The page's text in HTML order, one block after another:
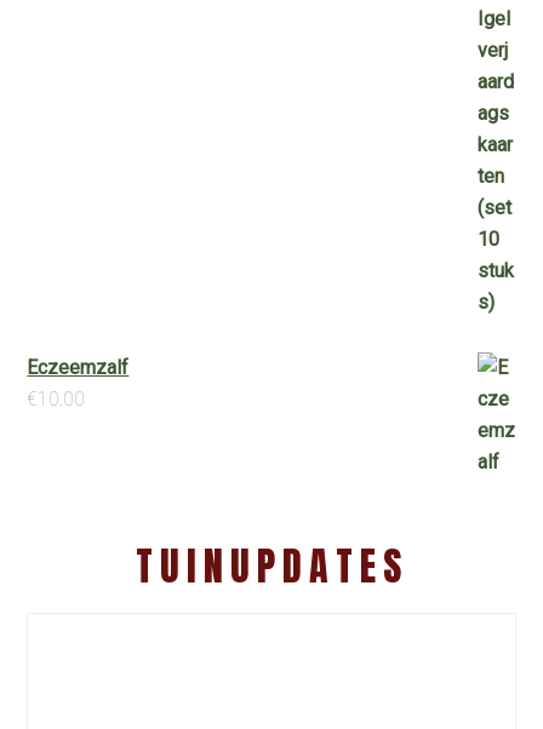
Eczeemzalf
€10.00
TUINUPDATES